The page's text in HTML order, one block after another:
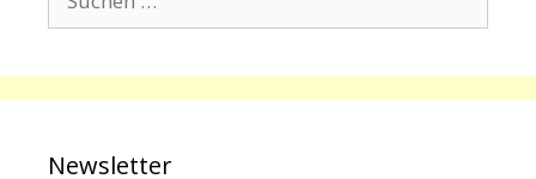
nach:
Newsletter